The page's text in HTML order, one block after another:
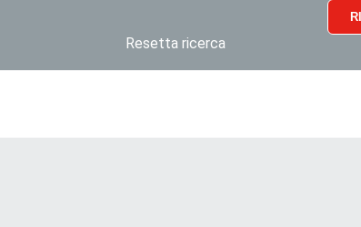
Resetta ricerca